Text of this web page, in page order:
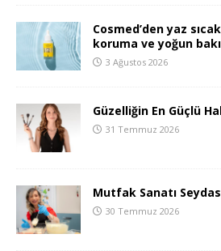
Cosmed’den yaz
koruma ve yoğun
3 Ağustos 2026
Güzelliğin En Güçlü
31 Temmuz 2026
Mutfak Sanatı
30 Temmuz 2026